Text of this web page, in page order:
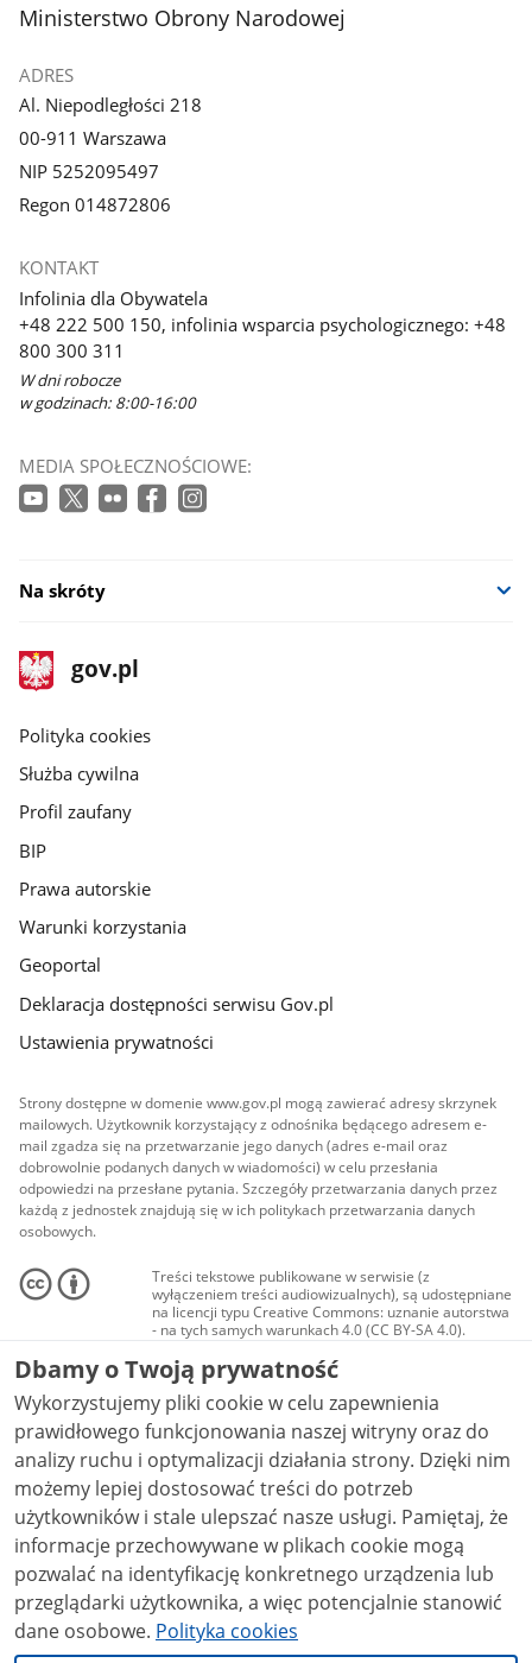
stopka
Ministerstwo Obrony Narodowej
ADRES
Al. Niepodległości 218
00-911 Warszawa
NIP 5252095497
Regon 014872806
KONTAKT
Infolinia dla Obywatela
+48 222 500 150, infolinia wsparcia psychologicznego: +48
800 300 311
W dni robocze
w godzinach: 8:00-16:00
MEDIA SPOŁECZNOŚCIOWE:
Na skróty
stopka
gov.pl
Strona
gov.pl
gov.pl
Polityka cookies
Służba cywilna
Profil zaufany
BIP
Prawa autorskie
Warunki korzystania
Geoportal
Deklaracja dostępności serwisu Gov.pl
Ustawienia prywatności
Strony dostępne w domenie www.gov.pl mogą zawierać adresy skrzynek
mailowych. Użytkownik korzystający z odnośnika będącego adresem e-
mail zgadza się na przetwarzanie jego danych (adres e-mail oraz
dobrowolnie podanych danych w wiadomości) w celu przesłania
odpowiedzi na przesłane pytania. Szczegóły przetwarzania danych przez
każdą z jednostek znajdują się w ich politykach przetwarzania danych
osobowych.
Treści tekstowe publikowane w serwisie (z
wyłączeniem treści audiowizualnych), są udostępniane
na licencji typu Creative Commons: uznanie autorstwa
- na tych samych warunkach 4.0 (CC BY-SA 4.0).
Materiały audiowizualne, w tym zdjęcia, materiały
audio i wideo, są udostępniane na licencji typu
Creative Commons: uznanie autorstwa użycie
niekomercyjne - bez utworów zależnych 4.0 (CC BY-
NC-ND 4.0), o ile nie jest to stwierdzone inaczej.
Dbamy o Twoją prywatność
Wykorzystujemy pliki cookie w celu zapewnienia
prawidłowego funkcjonowania naszej witryny oraz do
analizy ruchu i optymalizacji działania strony. Dzięki nim
możemy lepiej dostosować treści do potrzeb
użytkowników i stale ulepszać nasze usługi. Pamiętaj, że
informacje przechowywane w plikach cookie mogą
pozwalać na identyfikację konkretnego urządzenia lub
przeglądarki użytkownika, a więc potencjalnie stanowić
dane osobowe. Polityka cookies